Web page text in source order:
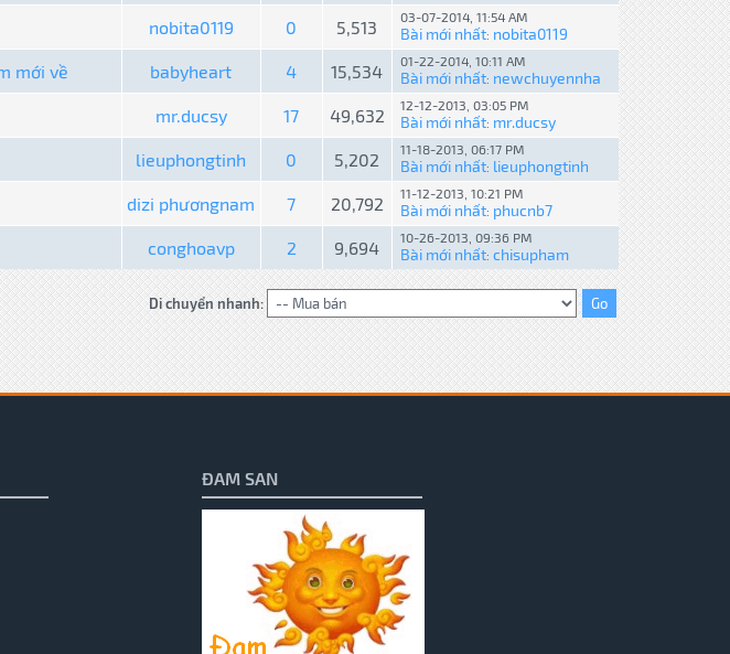
nobita0119 0 5,513 03-07-2014, 11:54 AM
Bài mới nhất: nobita0119
mới về babyheart 4 15,534 01-22-2014, 10:11 AM
Bài mới nhất: newchuyennha
mr.ducsy 17 49,632 12-12-2013, 03:05 PM
Bài mới nhất: mr.ducsy
lieuphongtinh 0 5,202 11-18-2013, 06:17 PM
Bài mới nhất: lieuphongtinh
dizi phươngnam 7 20,792 11-12-2013, 10:21 PM
Bài mới nhất: phucnb7
conghoavp 2 9,694 10-26-2013, 09:36 PM
Bài mới nhất: chisupham
Di chuyển nhanh:
ĐAM SAN